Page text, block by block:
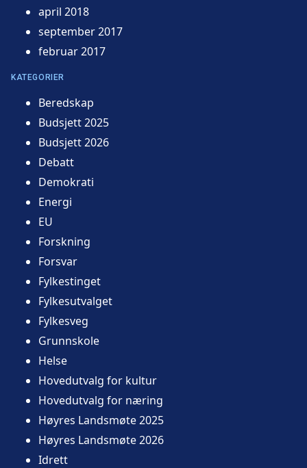
april 2018
september 2017
februar 2017
KATEGORIER
Beredskap
Budsjett 2025
Budsjett 2026
Debatt
Demokrati
Energi
EU
Forskning
Forsvar
Fylkestinget
Fylkesutvalget
Fylkesveg
Grunnskole
Helse
Hovedutvalg for kultur
Hovedutvalg for næring
Høyres Landsmøte 2025
Høyres Landsmøte 2026
Idrett